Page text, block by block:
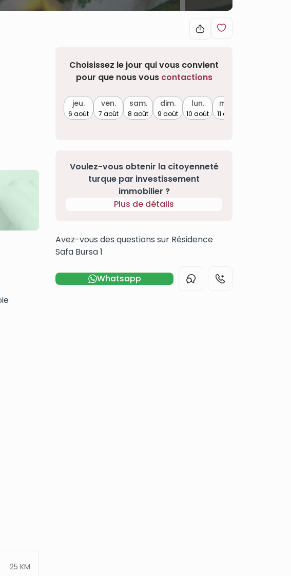
25 KM
Choisissez le jour qui vous convient
pour que nous vous contactions
jeu.
6 août
ven.
7 août
sam.
8 août
dim.
9 août
lun.
10 août
mar.
11 août
Voulez-vous obtenir la citoyenneté
turque par investissement
immobilier ?
Plus de détails
Avez-vous des questions sur Résidence
Safa Bursa 1
Whatsapp